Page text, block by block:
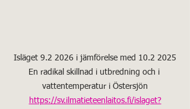
Isläget 9.2 2026 i jämförelse med 10.2 2025
En radikal skillnad i utbredning och i
vattentemperatur i Östersjön
https://sv.ilmatieteenlaitos.fi/islaget?